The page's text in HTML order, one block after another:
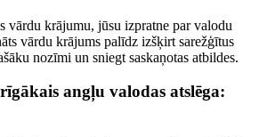
vārdu krājumu, jūsu izpratne par valodu
vārdu krājums palīdz izšķirt sarežģītus
nozīmi un sniegt saskaņotas atbildes.
angļu valodas atslēga: